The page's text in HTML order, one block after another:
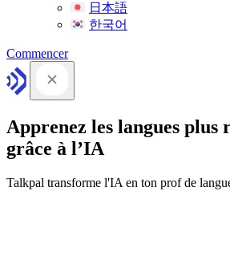
日本語
한국어
Commencer
Apprenez les langues plus
grâce à l’IA
Talkpal transforme l'IA en ton prof de